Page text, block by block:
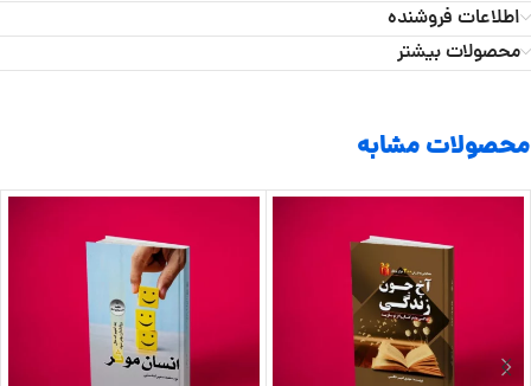
اطلاعات فروشنده
محصولات بیشتر
محصولات مشابه